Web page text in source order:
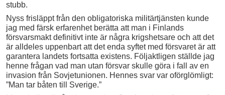
stubb.
Nyss frisläppt från den obligatoriska militärtjänsten kunde
jag med färsk erfarenhet berätta att man i Finlands
försvarsmakt definitivt inte är några krigshetsare och att det
är alldeles uppenbart att det enda syftet med försvaret är att
garantera landets fortsatta existens. Följaktligen ställde jag
henne frågan vad man utan försvar skulle göra i fall av en
invasion från Sovjetunionen. Hennes svar var oförglömligt:
”Man tar båten till Sverige.”